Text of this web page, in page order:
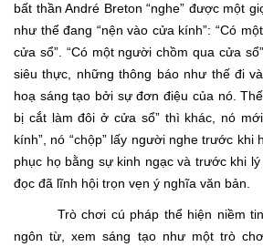
bất thần André Breton “nghe” được một
như thể đang “nện vào cửa kính”: “Có
cửa sổ”. “Có một người chồm qua cửa
siêu thực, những thông báo như thế đi
hoạ sáng tạo bởi sự đơn điệu của nó.
bị cắt làm đôi ở cửa sổ” thì khác, nó
kính”, nó “chộp” lấy người nghe trước khi
phục họ bằng sự kinh ngạc và trước khi
đọc đã lĩnh hội trọn vẹn ý nghĩa văn bản.
Trò chơi cú pháp thể hiện niềm
ngôn từ, xem sáng tạo như một trò